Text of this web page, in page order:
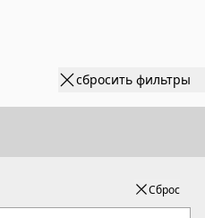
сбросить фильтры
Сброс